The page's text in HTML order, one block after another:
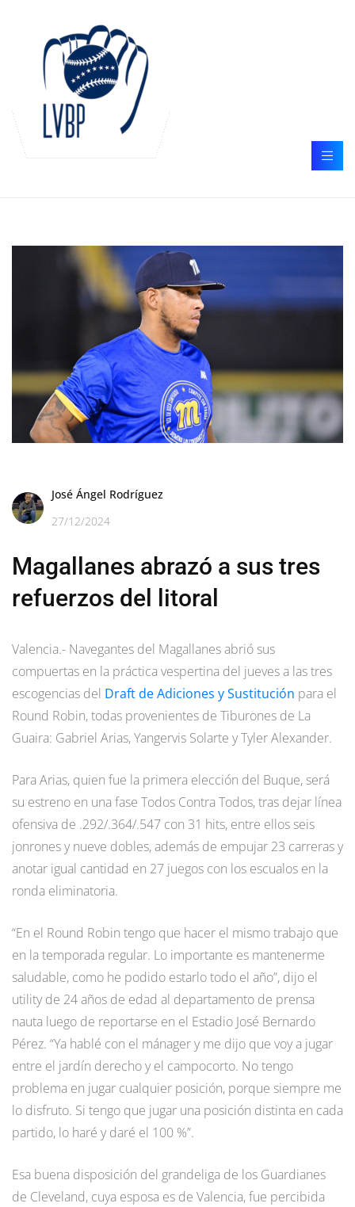
José Ángel Rodríguez
27/12/2024
Magallanes abrazó a sus tres
refuerzos del litoral
Valencia.- Navegantes del Magallanes abrió sus
compuertas en la práctica vespertina del jueves a las tres
escogencias del Draft de Adiciones y Sustitución para el
Round Robin, todas provenientes de Tiburones de La
Guaira: Gabriel Arias, Yangervis Solarte y Tyler Alexander.
Para Arias, quien fue la primera elección del Buque, será
su estreno en una fase Todos Contra Todos, tras dejar línea
ofensiva de .292/.364/.547 con 31 hits, entre ellos seis
jonrones y nueve dobles, además de empujar 23 carreras y
anotar igual cantidad en 27 juegos con los escualos en la
ronda eliminatoria.
“En el Round Robin tengo que hacer el mismo trabajo que
en la temporada regular. Lo importante es mantenerme
saludable, como he podido estarlo todo el año”, dijo el
utility de 24 años de edad al departamento de prensa
nauta luego de reportarse en el Estadio José Bernardo
Pérez. “Ya hablé con el mánager y me dijo que voy a jugar
entre el jardín derecho y el campocorto. No tengo
problema en jugar cualquier posición, porque siempre me
lo disfruto. Si tengo que jugar una posición distinta en cada
partido, lo haré y daré el 100 %”.
Esa buena disposición del grandeliga de los Guardianes
de Cleveland, cuya esposa es de Valencia, fue percibida